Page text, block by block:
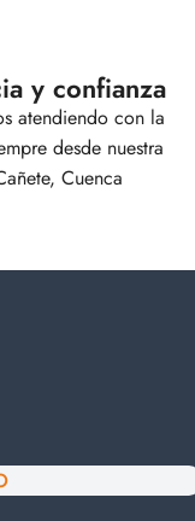
y confianza
atendiendo con la
desde nuestra
Cuenca